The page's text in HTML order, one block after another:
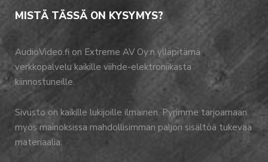
MISTÄ TÄSSÄ ON KYSYMYS?
AudioVideo.fi on Extreme AV Oy:n ylläpitämä
verkkopalvelu kaikille viihde-elektroniikasta
kiinnostuneille.
Sivusto on kaikille lukijoille ilmainen. Pyrimme tarjoamaan
myös mainoksissa mahdollisimman paljon sisältöä tukevaa
materiaalia.